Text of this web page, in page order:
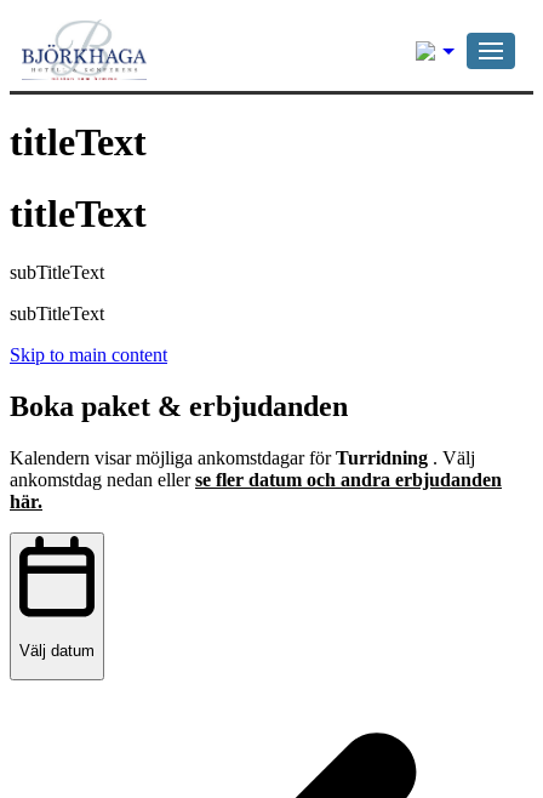
Svenska
titleText
titleText
subTitleText
subTitleText
Skip to main content
Boka paket & erbjudanden
Kalendern visar möjliga ankomstdagar förTurridning . Välj
ankomstdag nedan ellerse fler datum och andra erbjudanden
här.
Välj datum